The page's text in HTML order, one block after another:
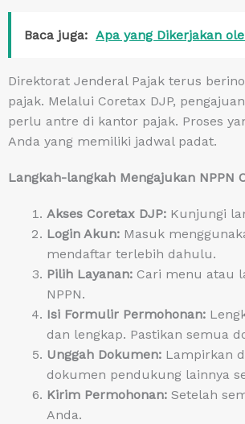
Baca juga: Apa yang Dikerjakan
Direktorat Jenderal Pajak terus
pajak. Melalui Coretax DJP,
perlu antre di kantor pajak. Proses
Anda yang memiliki jadwal padat.
Langkah-langkah Mengajukan NPPN
Akses Coretax DJP: Kunjungi
Login Akun: Masuk
mendaftar terlebih dahulu.
Pilih Layanan: Cari menu atau
NPPN.
Isi Formulir Permohonan:
dan lengkap. Pastikan semua
Unggah Dokumen: Lampirkan
dokumen pendukung lainnya
Kirim Permohonan: Setelah
Anda.